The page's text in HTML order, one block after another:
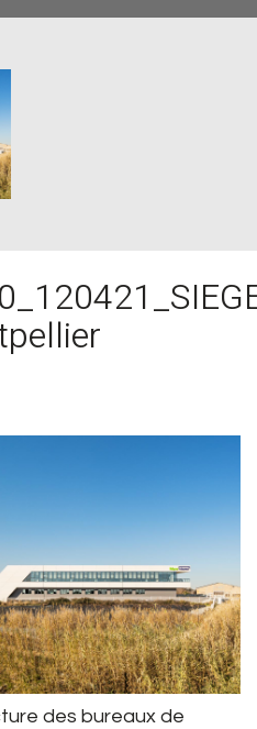
des bureaux de